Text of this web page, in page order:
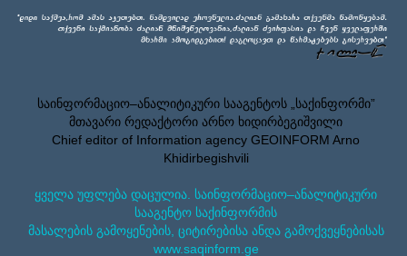
საინფორმაციო–ანალიტიკური სააგენტოს „საქინფორმი”
მთავარი რედაქტორი არნო ხიდირბეგიშვილი
Chief editor of Information agency GEOINFORM Arno
Khidirbegishvili
ყველა უფლება დაცულია. საინფორმაციო–ანალიტიკური
სააგენტო საქინფორმის
მასალების გამოყენების, ციტირებისა ანდა გამოქვეყნებისას
www.saqinform.ge